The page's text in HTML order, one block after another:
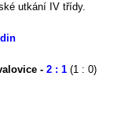
utkání IV třídy.
- 2 : 1 (1 : 0)